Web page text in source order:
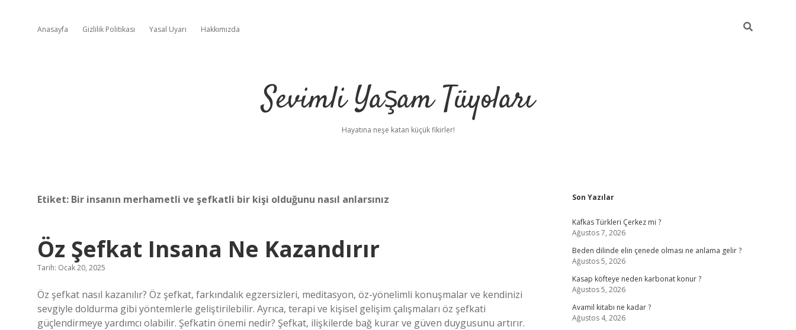
Anasayfa Gizlilik Politikası Yasal Uyarı Hakkımızda
Sevimli Yaşam Tüyoları
Hayatına neşe katan küçük fikirler!
Etiket: Bir insanın merhametli ve şefkatli bir kişi olduğunu nasıl anlarsınız
Öz Şefkat Insana Ne Kazandırır
Tarih: Ocak 20, 2025
Öz şefkat nasıl kazanılır? Öz şefkat, farkındalık egzersizleri, meditasyon, öz-yönelimli konuşmalar ve kendinizi
sevgiyle doldurma gibi yöntemlerle geliştirilebilir. Ayrıca, terapi ve kişisel gelişim çalışmaları öz şefkati
güçlendirmeye yardımcı olabilir. Şefkatin önemi nedir? Şefkat, ilişkilerde bağ kurar ve güven duygusunu artırır.
Sidebar
Son Yazılar
Kafkas Türkleri Çerkez mi ?
Ağustos 7, 2026
Beden dilinde elin çenede olması ne anlama gelir ?
Ağustos 5, 2026
Kasap köfteye neden karbonat konur ?
Ağustos 5, 2026
Avamil kitabı ne kadar ?
Ağustos 4, 2026